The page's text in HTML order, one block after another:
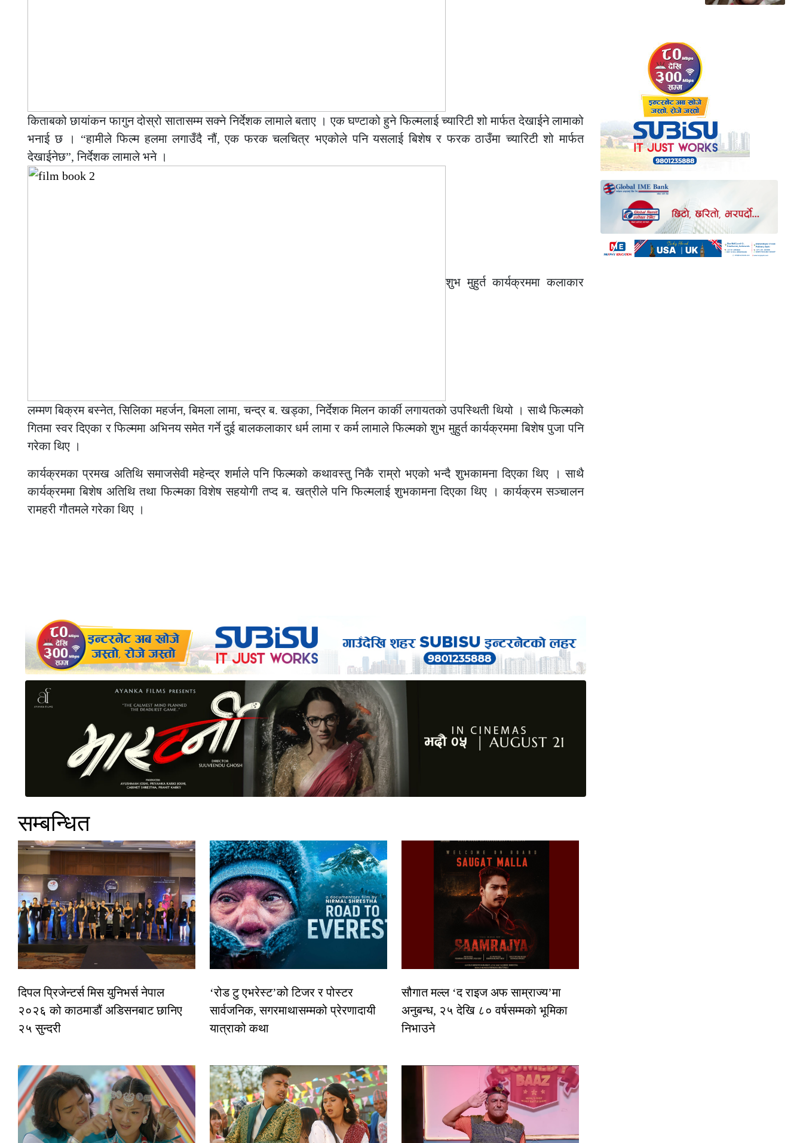
किताबको छायांकन फागुन दोस्रो सातासम्म सक्ने निर्देशक लामाले बताए । एक घण्टाको हुने फिल्मलाई च्यारिटी शो मार्फत देखाईने लामाको
भनाई छ । “हामीले फिल्म हलमा लगाउँदै नौं, एक फरक चलचित्र भएकोले पनि यसलाई बिशेष र फरक ठाउँमा च्यारिटी शो मार्फत
देखाईनेछ”, निर्देशक लामाले भने ।
शुभ मुहुर्त कार्यक्रममा कलाकार
लम्मण बिक्रम बस्नेत, सिलिका महर्जन, बिमला लामा, चन्द्र ब. खड्का, निर्देशक मिलन कार्की लगायतको उपस्थिती थियो । साथै फिल्मको
गितमा स्वर दिएका र फिल्ममा अभिनय समेत गर्ने दुई बालकलाकार धर्म लामा र कर्म लामाले फिल्मको शुभ मुहुर्त कार्यक्रममा बिशेष पुजा पनि
गरेका थिए ।
कार्यक्रमका प्रमख अतिथि समाजसेवी महेन्द्र शर्माले पनि फिल्मको कथावस्तु निकै राम्रो भएको भन्दै शुभकामना दिएका थिए । साथै
कार्यक्रममा बिशेष अतिथि तथा फिल्मका विशेष सहयोगी तप्द ब. खत्रीले पनि फिल्मलाई शुभकामना दिएका थिए । कार्यक्रम सञ्चालन
रामहरी गौतमले गरेका थिए ।
सम्बन्धित
दिपल प्रिजेन्टर्स मिस युनिभर्स नेपाल
२०२६ को काठमाडौं अडिसनबाट छानिए
२५ सुन्दरी
‘रोड टु एभरेस्ट’को टिजर र पोस्टर
सार्वजनिक, सगरमाथासम्मको प्रेरणादायी
यात्राको कथा
सौगात मल्ल ‘द राइज अफ साम्राज्य’मा
अनुबन्ध, २५ देखि ८० वर्षसम्मको भूमिका
निभाउने